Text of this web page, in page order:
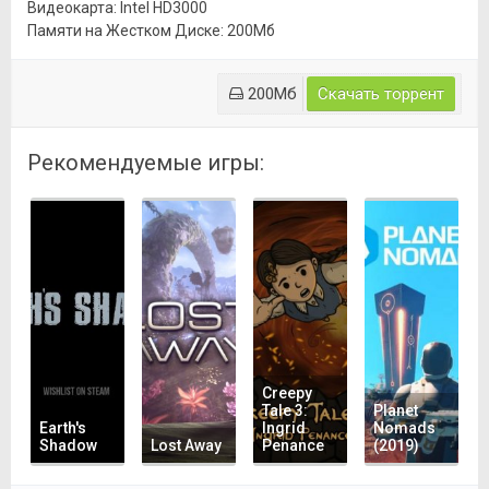
Видеокарта: Intel HD3000
Памяти на Жестком Диске: 200Мб
200Мб Скачать торрент
Рекомендуемые игры:
Earth's
Shadow
Lost Away
Creepy
Tale 3:
Ingrid
Penance
Planet
Nomads
(2019)